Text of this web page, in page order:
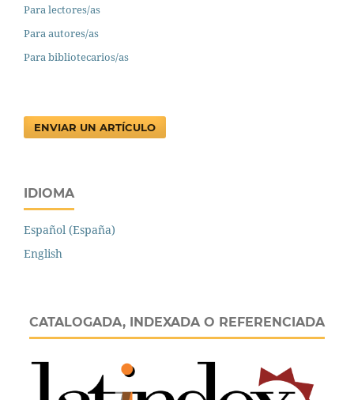
Para lectores/as
Para autores/as
Para bibliotecarios/as
ENVIAR UN ARTÍCULO
IDIOMA
Español (España)
English
CATALOGADA, INDEXADA O REFERENCIADA